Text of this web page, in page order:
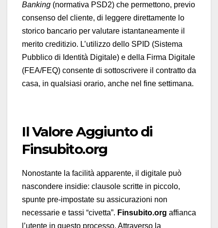
Banking (normativa PSD2) che permettono, previo
consenso del cliente, di leggere direttamente lo
storico bancario per valutare istantaneamente il
merito creditizio. L’utilizzo dello SPID (Sistema
Pubblico di Identità Digitale) e della Firma Digitale
(FEA/FEQ) consente di sottoscrivere il contratto da
casa, in qualsiasi orario, anche nel fine settimana.
Il Valore Aggiunto di
Finsubito.org
Nonostante la facilità apparente, il digitale può
nascondere insidie: clausole scritte in piccolo,
spunte pre-impostate su assicurazioni non
necessarie e tassi “civetta”. Finsubito.org affianca
l’utente in questo processo. Attraverso la